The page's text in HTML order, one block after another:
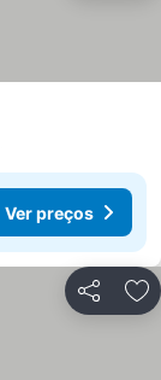
Ver preços
Partilhar